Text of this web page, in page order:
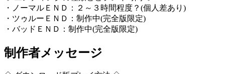
・ノーマルＥＮＤ：２～３時間程度？(個人差あり)
・ツゥルーＥＮＤ：制作中(完全版限定)
・バッドＥＮＤ：制作中(完全版限定)
制作者メッセージ